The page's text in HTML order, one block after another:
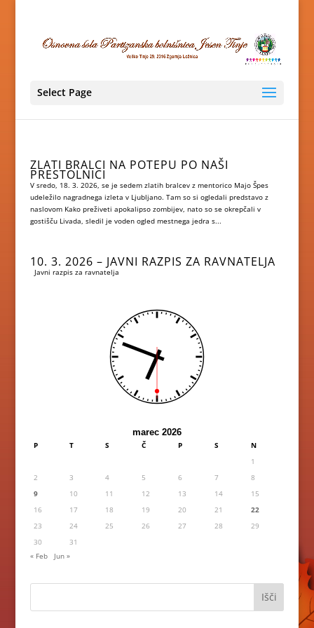
Select Page
ZLATI BRALCI NA POTEPU PO NAŠI
PRESTOLNICI
V sredo, 18. 3. 2026, se je sedem zlatih bralcev z mentorico Majo Špes
udeležilo nagradnega izleta v Ljubljano. Tam so si ogledali predstavo z
naslovom Kako preživeti apokalipso zombijev, nato so se okrepčali v
gostišču Livada, sledil je voden ogled mestnega jedra s...
10. 3. 2026 – JAVNI RAZPIS ZA RAVNATELJA
Javni razpis za ravnatelja
marec 2026
P T S Č P S
N
1
2
3 4 5 6 7
8
9
10 11 12 13 14
15
16
17 18 19 20 21
22
23
24 25 26 27 28
29
30
31
« Feb
Jun »
Išči: